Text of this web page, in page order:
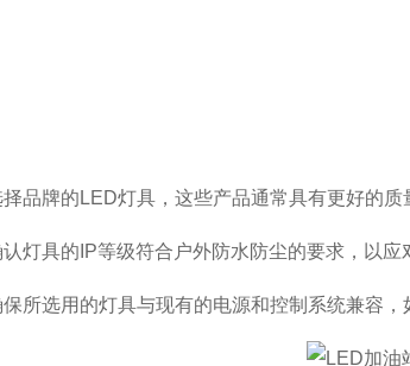
牌的LED灯具，这些产品通常具有更好的质
具的IP等级符合户外防水防尘的要求，以应
选用的灯具与现有的电源和控制系统兼容，